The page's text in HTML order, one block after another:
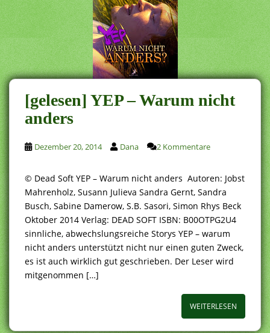
[gelesen] YEP – Warum nicht
anders
Dezember 20, 2014 Dana 2 Kommentare
© Dead Soft YEP – Warum nicht anders Autoren: Jobst
Mahrenholz, Susann Julieva Sandra Gernt, Sandra
Busch, Sabine Damerow, S.B. Sasori, Simon Rhys Beck
Oktober 2014 Verlag: DEAD SOFT ISBN: B00OTPG2U4
sinnliche, abwechslungsreiche Storys YEP – warum
nicht anders unterstützt nicht nur einen guten Zweck,
es ist auch wirklich gut geschrieben. Der Leser wird
mitgenommen […]
WEITERLESEN